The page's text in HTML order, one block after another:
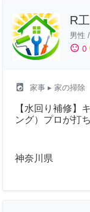
R
男性 /
sentiment_satisfied 0
local_laundry_service 家事 ▸ 家の掃除
【水回り補修】
ング）プロが打
神奈川県